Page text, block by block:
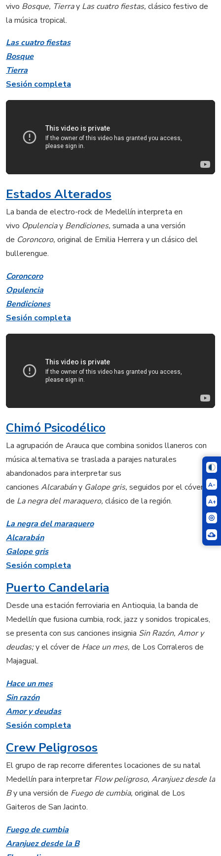
A-
A+
vivo Bosque, Tierray Las cuatro fiestas, clásico festivo de
la música tropical.
Las cuatro fiestas
Bosque
Tierra
Sesión completa
Estados Alterados
La banda de electro-rock de Medellín interpreta en
vivo Opulenciay Bendiciones, sumada a una versión
de Coroncoro, original de Emilia Herrera y un clásico del
bullerengue.
Coroncoro
Opulencia
Bendiciones
Sesión completa
Chimó Psicodélico
La agrupación de Arauca que combina sonidos llaneros con
música alternativa se traslada a parajes naturales
abandonados para interpretar sus
canciones Alcarabány Galope gris, seguidos por el cóver
de La negra del maraquero, clásico de la región.
La negra del maraquero
Alcarabán
Galope gris
Sesión completa
Puerto Candelaria
Desde una estación ferroviaria en Antioquia, la banda de
Medellín que fusiona cumbia, rock, jazz y sonidos tropicales,
se presenta con sus canciones insignia Sin Razón, Amor y
deudas;y el cóver de Hace un mes, de Los Corraleros de
Majagual.
Hace un mes
Sin razón
Amor y deudas
Sesión completa
Crew Peligrosos
El grupo de rap recorre diferentes locaciones de su natal
Medellín para interpretarFlow peligroso, Aranjuez desde la
By una versión de Fuego de cumbia, original de Los
Gaiteros de San Jacinto.
Fuego de cumbia
Aranjuez desde la B